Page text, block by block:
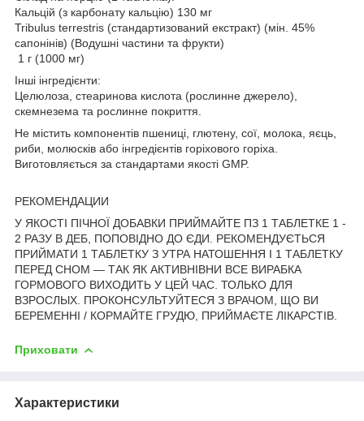
Кальцій (з карбонату кальцію) 130 мг
Tribulus terrestris (стандартизований екстракт) (мін. 45%
сапонінів) (Водушні частини та фрукти)
1 г (1000 мг)
Інші інгредієнти:
Целюлоза, стеаринова кислота (рослинне джерело),
скемнезема та рослинне покриття.
Не містить компонентів пшениці, глютену, сої, молока, яєць,
риби, молюсків або інгредієнтів горіхового горіха.
Виготовляється за стандартами якості GMP.
РЕКОМЕНДАЦИИ
У ЯКОСТІ ПІЧНОЇ ДОБАВКИ ПРИЙМАЙТЕ ПЗ 1 ТАБЛЕТКЕ 1 -
2 РАЗУ В ДЕБ, ПОПОВІДНО ДО ЄДИ. РЕКОМЕНДУЄТЬСЯ
ПРИЙМАТИ 1 ТАБЛЕТКУ З УТРА НАТОШЕННЯ І 1 ТАБЛЕТКУ
ПЕРЕД СНОМ — ТАК ЯК АКТИВНІВНИ ВСЕ ВИРАБКА
ГОРМОВОГО ВИХОДИТЬ У ЦЕЙ ЧАС. ТОЛЬКО ДЛЯ
ВЗРОСЛЫХ. ПРОКОНСУЛЬТУЙТЕСЯ З ВРАЧОМ, ЩО ВИ
БЕРЕМЕННІ / КОРМАЙТЕ ГРУДЮ, ПРИЙМАЄТЕ ЛІКАРСТІВ.
Приховати
Характеристики